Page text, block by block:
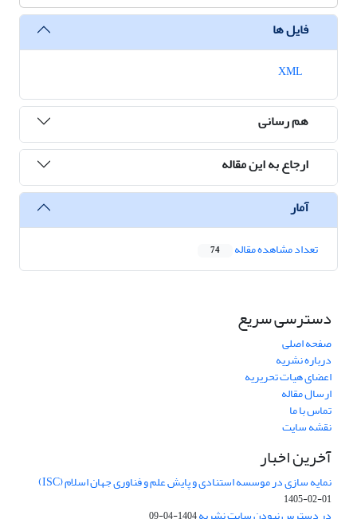
فایل ها
هم رسانی
ارجاع به این مقاله
آمار
تعداد مشاهده مقاله 74
دسترسی سریع
صفحه اصلی
درباره نشریه
اعضای هیات تحریریه
ارسال مقاله
تماس با ما
نقشه سایت
آخرین اخبار
نمایه سازی در موسسه استنادی و پایش علم و فناوری جهان اسلام (ISC)
1405-02-01